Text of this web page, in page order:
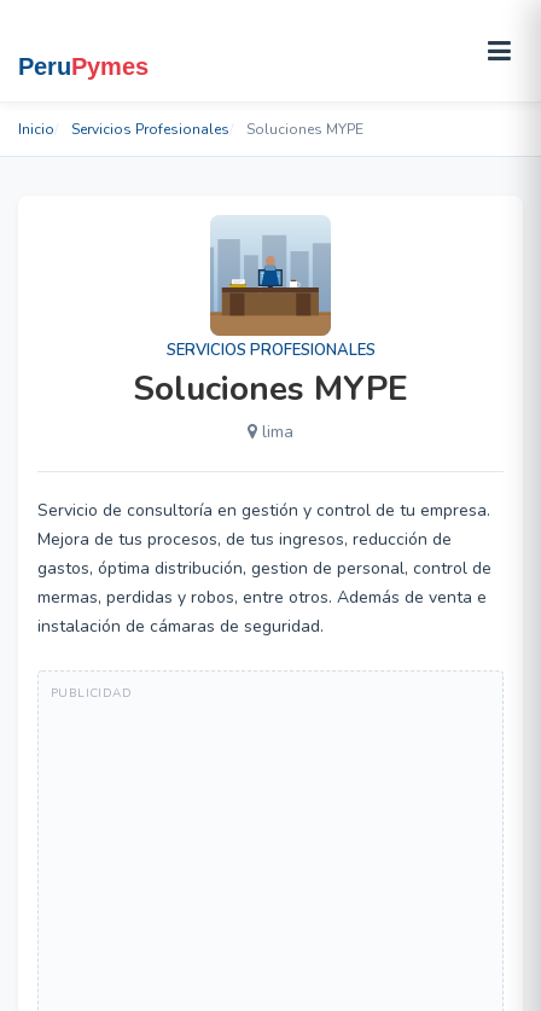
Inicio Servicios Profesionales Soluciones MYPE
SERVICIOS PROFESIONALES
Soluciones MYPE
lima
Servicio de consultoría en gestión y control de tu empresa.
Mejora de tus procesos, de tus ingresos, reducción de
gastos, óptima distribución, gestion de personal, control de
mermas, perdidas y robos, entre otros. Además de venta e
instalación de cámaras de seguridad.